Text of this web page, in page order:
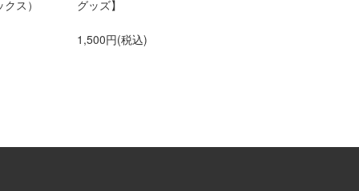
ス）
グッズ】
1,500円(税込)